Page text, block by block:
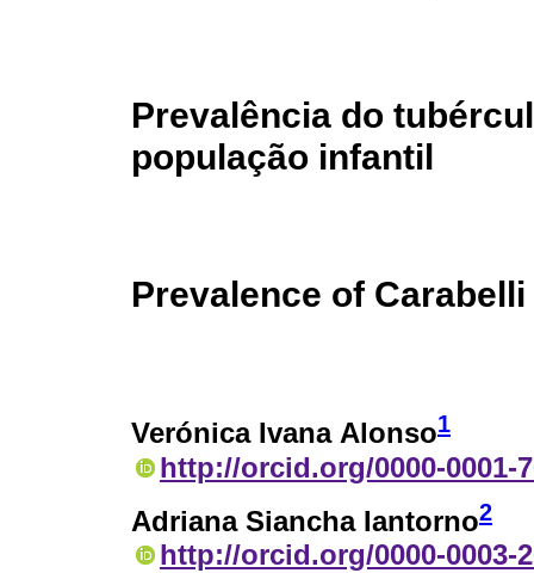
Prevalência do
população infantil
Prevalence of
Verónica Ivana Alonso1
http://orcid.org/0000-0001-
Adriana Siancha Iantorno2
http://orcid.org/0000-0003-